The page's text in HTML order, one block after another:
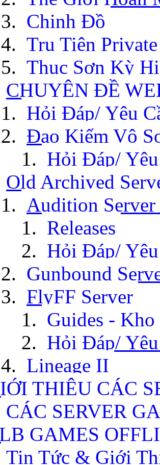
Chinh Đồ
Tru Tiên Private
Thục Sơn Kỳ
CHUYÊN ĐỀ
Hỏi Đáp/ Yêu
Đao Kiếm Vô
Hỏi Đáp/
Old Archived
Audition Server
Releases
Hỏi Đáp/
Gunbound
FlyFF Server
Guides -
Hỏi Đáp/
Lineage II
THIỆU CÁC
CÁC SERVER
GAMES
Tin Tức & Giới